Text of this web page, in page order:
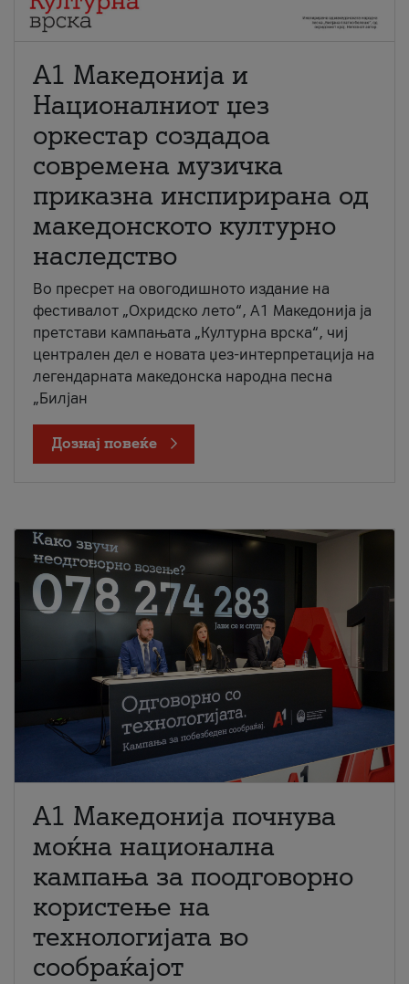
А1 Македонија и
Националниот џез
оркестар создадоа
современа музичка
приказна инспирирана од
македонското културно
наследство
Во пресрет на овогодишното издание на
фестивалот „Охридско лето“, А1 Македонија ја
претстави кампањата „Културна врска“, чиј
централен дел е новата џез-интерпретација на
легендарната македонска народна песна
„Билјан
Дознај повеќе
A1 Македонија почнува
моќна национална
кампања за поодговорно
користење на
технологијата во
сообраќајот